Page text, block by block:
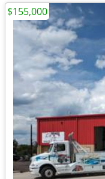
$155,000